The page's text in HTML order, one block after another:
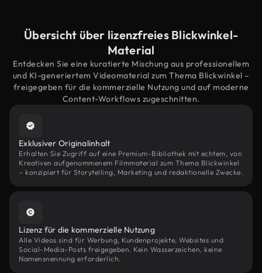
Übersicht über lizenzfreies Blickwinkel-
Material
Entdecken Sie eine kuratierte Mischung aus professionellem
und KI-generiertem Videomaterial zum Thema Blickwinkel –
freigegeben für die kommerzielle Nutzung und auf moderne
Content-Workflows zugeschnitten.
Exklusiver Originalinhalt
Erhalten Sie Zugriff auf eine Premium-Bibliothek mit echtem, von
Kreativen aufgenommenem Filmmaterial zum Thema Blickwinkel
– konzipiert für Storytelling, Marketing und redaktionelle Zwecke.
Lizenz für die kommerzielle Nutzung
Alle Videos sind für Werbung, Kundenprojekte, Websites und
Social-Media-Posts freigegeben. Kein Wasserzeichen, keine
Namensnennung erforderlich.